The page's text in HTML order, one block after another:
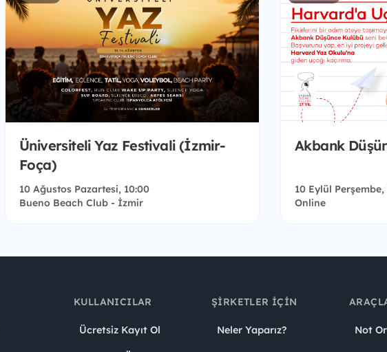
Üniversiteli Yaz Festivali (İzmir-
Foça)
10 Ağustos Pazartesi, 10:00
Bueno Beach Club - İzmir
Akbank
10 Eylül
Online
KULLANICILAR
Ücretsiz Kayıt Ol
ŞIRKETLER İÇIN
Neler Yaparız? Not